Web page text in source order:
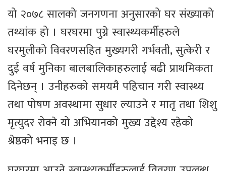
यो २०७८ सालको जनगणना अनुसारको घर संख्याको
तथ्यांक हो । घरघरमा पुग्ने स्वास्थ्यकर्मीहरुले
घरमुलीको विवरणसहित मुख्यगरी गर्भवती, सुत्केरी र
दुई वर्ष मुनिका बालबालिकाहरुलाई बढी प्राथमिकता
दिनेछन् । उनीहरुको समयमै पहिचान गरी स्वास्थ्य
तथा पोषण अवस्थामा सुधार ल्याउने र मातृ तथा शिशु
मृत्युदर रोक्ने यो अभियानको मुख्य उद्देश्य रहेको
श्रेष्ठको भनाइ छ ।